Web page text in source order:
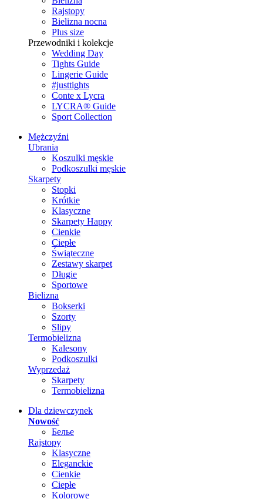
Rajstopy
Bielizna nocna
Plus size
Przewodniki i kolekcje
Wedding Day
Tights Guide
Lingerie Guide
#justtights
Conte x Lycra
LYCRA® Guide
Sport Сollection
Mężczyźni
Ubrania
Koszulki męskie
Podkoszulki męskie
Skarpety
Stopki
Krótkie
Klasyczne
Skarpety Happy
Cienkie
Ciepłe
Świąteczne
Zestawy skarpet
Długie
Sportowe
Bielizna
Bokserki
Szorty
Slipy
Termobielizna
Kalesony
Podkoszulki
Wyprzedaż
Skarpety
Termobielizna
Dla dziewczynek
Nowość
Белье
Rajstopy
Klasyczne
Eleganckie
Cienkie
Ciepłe
Kolorowe